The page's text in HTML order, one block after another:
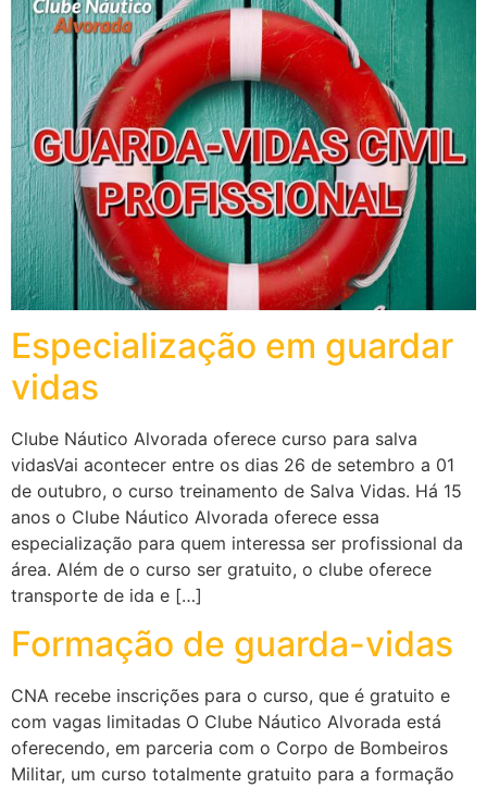
Especialização em guardar
vidas
Clube Náutico Alvorada oferece curso para salva
vidasVai acontecer entre os dias 26 de setembro a 01
de outubro, o curso treinamento de Salva Vidas. Há 15
anos o Clube Náutico Alvorada oferece essa
especialização para quem interessa ser profissional da
área. Além de o curso ser gratuito, o clube oferece
transporte de ida e […]
Formação de guarda-vidas
CNA recebe inscrições para o curso, que é gratuito e
com vagas limitadas O Clube Náutico Alvorada está
oferecendo, em parceria com o Corpo de Bombeiros
Militar, um curso totalmente gratuito para a formação